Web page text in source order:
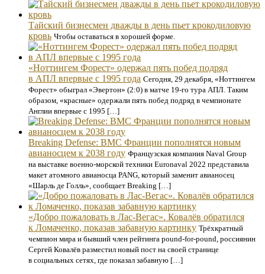
Тайский бизнесмен дважды в день пьет крокодиловую
кровь Чтобы оставаться в хорошей форме.
«Ноттингем Форест» одержал пять побед подряд
в АПЛ впервые с 1995 года Сегодня, 29 декабря, «Ноттингем
Форест» обыграл «Эвертон» (2:0) в матче 19-го тура АПЛ. Таким
образом, «красные» одержали пять побед подряд в чемпионате
Англии впервые с 1995 […]
Breaking Defense: ВМС Франции пополнятся новым
авианосцем к 2038 году Французская компания Naval Group
на выставке военно-морской техники Euronaval 2022 представила
макет атомного авианосца PANG, который заменит авианосец
«Шарль де Голль», сообщает Breaking […]
«Добро пожаловать в Лас-Вегас». Ковалёв обратился
к Ломаченко, показав забавную картинку Трёхкратный
чемпион мира и бывший член рейтинга pound-for-pound, россиянин
Сергей Ковалёв разместил новый пост на своей странице
в социальных сетях, где показал забавную […]